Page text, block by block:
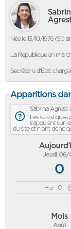
Née le 13/10/1976 (50
La République en
Secrétaire d'État
Apparitions
Sabrina
Les statistiques
s'appuient sur
du site et n'ont donc
Jeudi 06/
0
Hier : 0
Mois
Août